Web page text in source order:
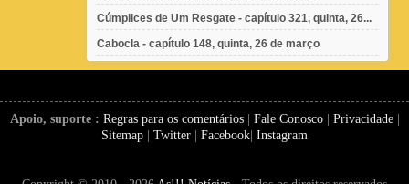
Cúmplices de Um Resgate - capítulo 321, quinta, 26...
Cabocla - capítulo 148, quinta, 26 de março
Apoio, suporte : Regras para os comentários| Fale Conosco| Privacidade|
Sitemap | Twitter | Facebook| Instagram